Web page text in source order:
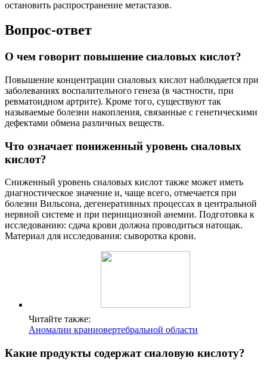
остановить распространение метастазов.
Вопрос-ответ
О чем говорит повышение сиаловых кислот?
Повышение концентрации сиаловых кислот наблюдается при
заболеваниях воспалительного генеза (в частности, при
ревматоидном артрите). Кроме того, существуют так
называемые болезни накопления, связанные с генетическими
дефектами обмена различных веществ.
Что означает пониженный уровень сиаловых
кислот?
Сниженный уровень сиаловых кислот также может иметь
диагностическое значение и, чаще всего, отмечается при
болезни Вильсона, дегенеративных процессах в центральной
нервной системе и при пернициозной анемии. Подготовка к
исследованию: сдача крови должна проводиться натощак.
Материал для исследования: сыворотка крови.
Читайте также:
Аномалии краниовертебральной области
Какие продукты содержат сиаловую кислоту?